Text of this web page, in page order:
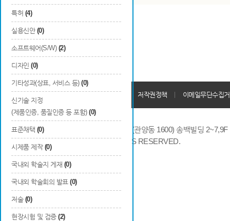
특허 (4)
실용신안 (0)
소프트웨어(S/W) (2)
디자인 (0)
기타성과(상표, 서비스 등) (0)
신기술 지정
(제품인증, 품질인증 등 포함) (0)
표준채택 (0)
시제품 제작 (0)
국내외 학술지 게재 (0)
국내외 학술회의 발표 (0)
저술 (0)
현장시험 및 검증 (2)
개인정보처리방침 저작권정책 이메일무단수집
14066 경기도 안양시 동안구 시민대로 286 (관양동 1600) 송백빌딩
COPYRIGHTS © 2014 KAIA, ALL RIGHTS RESERVED.